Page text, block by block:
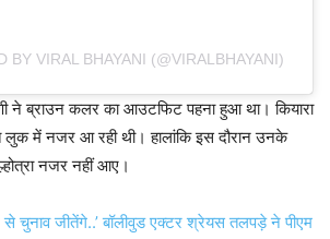
BY VIRAL BHAYANI (@VIRALBHAYANI)
ने ब्राउन कलर का आउटफिट पहना हुआ था। कियारा
लुक में नजर आ रही थी। हालांकि इस दौरान उनके
नजर नहीं आए।
से चुनाव जीतेंगे..’ बॉलीवुड एक्टर श्रेयस तलपड़े ने पीएम